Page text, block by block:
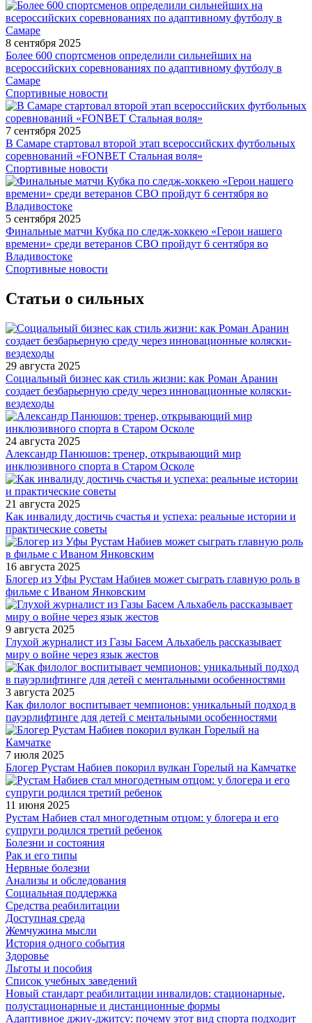
8 сентября 2025
Более 600 спортсменов определили сильнейших на
всероссийских соревнованиях по адаптивному футболу в
Самаре
Спортивные новости
7 сентября 2025
В Самаре стартовал второй этап всероссийских футбольных
соревнований «FONBET Стальная воля»
Спортивные новости
5 сентября 2025
Финальные матчи Кубка по следж-хоккею «Герои нашего
времени» среди ветеранов СВО пройдут 6 сентября во
Владивостоке
Спортивные новости
Статьи о сильных
29 августа 2025
Социальный бизнес как стиль жизни: как Роман Аранин
создает безбарьерную среду через инновационные коляски-
вездеходы
24 августа 2025
Александр Панюшов: тренер, открывающий мир
инклюзивного спорта в Старом Осколе
21 августа 2025
Как инвалиду достичь счастья и успеха: реальные истории и
практические советы
16 августа 2025
Блогер из Уфы Рустам Набиев может сыграть главную роль в
фильме с Иваном Янковским
9 августа 2025
Глухой журналист из Газы Басем Альхабель рассказывает
миру о войне через язык жестов
3 августа 2025
Как филолог воспитывает чемпионов: уникальный подход в
пауэрлифтинге для детей с ментальными особенностями
7 июля 2025
Блогер Рустам Набиев покорил вулкан Горелый на Камчатке
11 июня 2025
Рустам Набиев стал многодетным отцом: у блогера и его
супруги родился третий ребенок
Болезни и состояния
Рак и его типы
Нервные болезни
Анализы и обследования
Социальная поддержка
Средства реабилитации
Доступная среда
Жемчужина мысли
История одного события
Здоровье
Льготы и пособия
Список учебных заведений
Новый стандарт реабилитации инвалидов: стационарные,
полустационарные и дистанционные формы
Адаптивное джиу-джитсу: почему этот вид спорта подходит